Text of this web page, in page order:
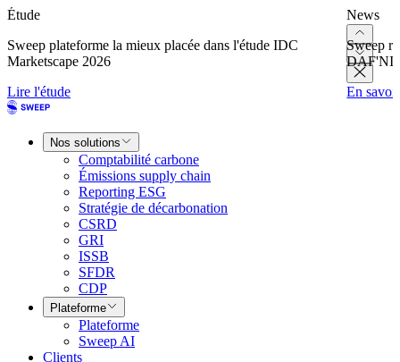
Étude
Sweep plateforme la mieux placée dans l'étude IDC
Marketscape 2026
Lire l'étude
News
Sweep
En
Nos solutions
Comptabilité carbone
Émissions supply chain
Reporting ESG
Stratégie de décarbonation
CSRD
GRI
ISSB
SFDR
CDP
Plateforme
Plateforme
Sweep AI
Clients